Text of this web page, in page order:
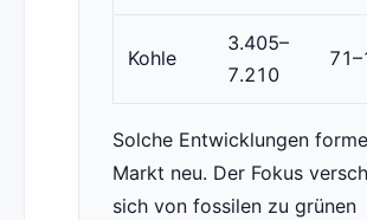
Kohle
3.405–
7.210
Solche Entwicklungen
Markt neu. Der Fokus
sich von fossilen zu grünen